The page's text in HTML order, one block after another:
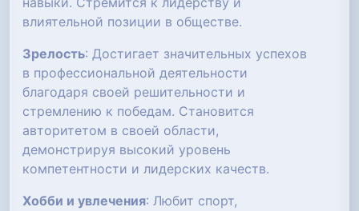
влиятельной позиции в обществе.
Зрелость: Достигает значительных успехов
в профессиональной деятельности
благодаря своей решительности и
стремлению к победам. Становится
авторитетом в своей области,
демонстрируя высокий уровень
компетентности и лидерских качеств.
Хобби и увлечения: Любит спорт,